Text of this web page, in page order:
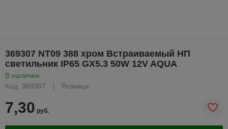
369307 NT09 388 хром Встраиваемый НП
светильник IP65 GX5.3 50W 12V AQUA
В наличии
Код: 369307
Розница
7,30 руб.